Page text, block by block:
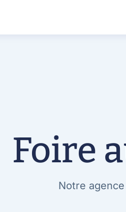
Foire
Notre